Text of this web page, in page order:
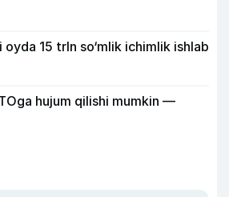
15 trln so‘mlik ichimlik ishlab
hujum qilishi mumkin —